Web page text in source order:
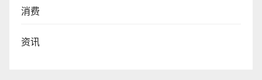
消费
资讯